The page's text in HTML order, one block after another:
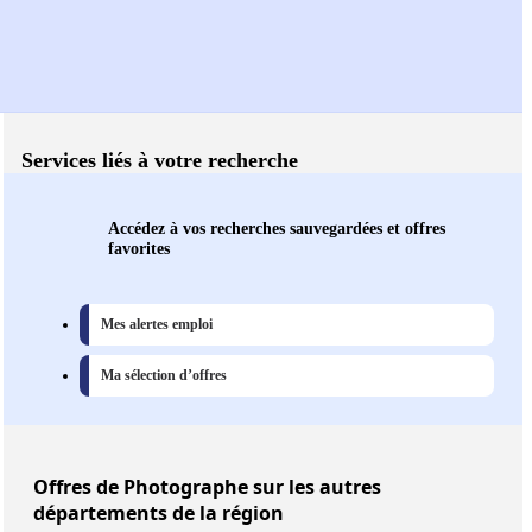
Services liés à votre recherche
Accédez à vos recherches sauvegardées et offres
favorites
Mes alertes emploi
Ma sélection d’offres
Offresde Photographe sur les autres
départements de la région